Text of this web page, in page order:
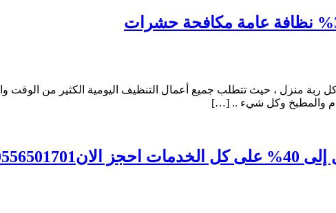
ربة منزل ، حيث تتطلب جميع أعمال التنظيف اليومية الكثير من الوقت
والمطبخ وكل شيء .. […]
كنت